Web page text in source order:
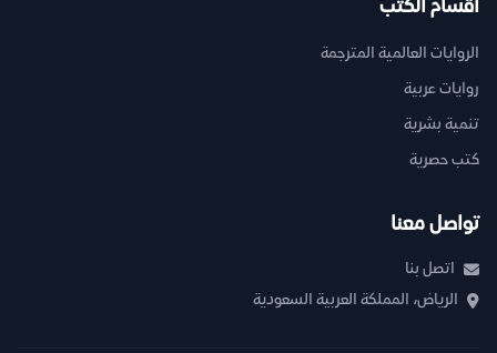
أقسام الكتب
الروايات العالمية المترجمة
روايات عربية
تنمية بشرية
كتب حصرية
تواصل معنا
اتصل بنا
الرياض، المملكة العربية السعودية